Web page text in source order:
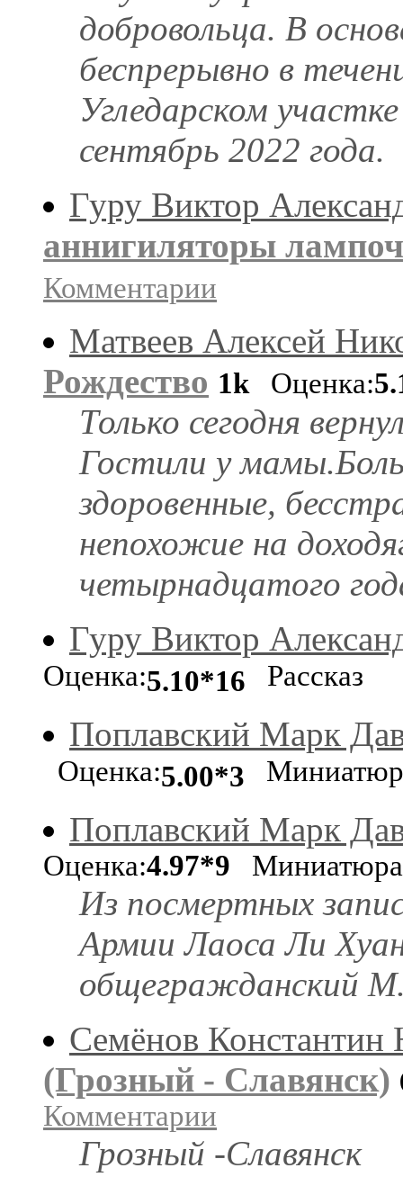
добровольца. В
беспрерывно в
Угледарском
сентябрь 2022 года.
Гуру Виктор
аннигиляторы
Комментарии
Матвеев Алексей
Рождество 1k Оценка:
Только сегодня
Гостили у
здоровенные,
непохожие на
четырнадцатого
Гуру Виктор
Оценка:5.10*16
Рассказ
Поплавский Марк
Оценка:5.00*3
Поплавский Марк
Оценка:4.97*9
Из посмертных
Армии Лаоса Ли
общегражданский
Семёнов
(Грозный - Славянск)
Комментарии
Грозный -Славянск